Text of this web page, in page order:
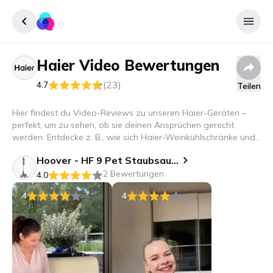
Registrieren
Einloggen
Haier Video Bewertungen
4.7 (23) Teilen
Hier findest du Video-Reviews zu unseren Haier-Geräten –
perfekt, um zu sehen, ob sie deinen Ansprüchen gerecht
werden. Entdecke z. B., wie sich Haier-Weinkühlschränke und
Hoover - HF 9 Pet Staubsauger
4.0
2 Bewertungen
4
4